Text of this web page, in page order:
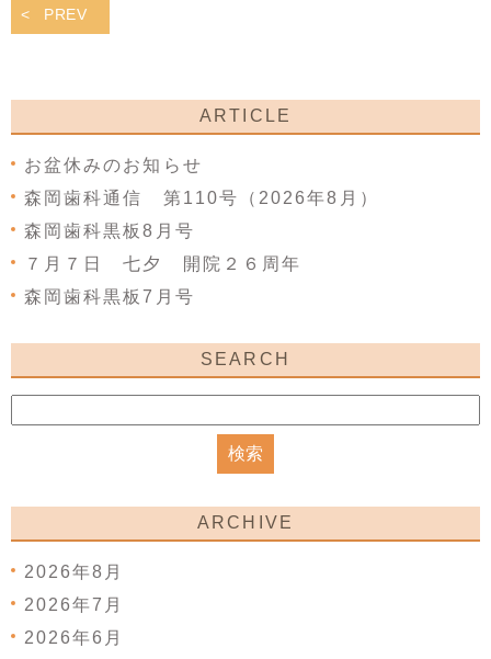
PREV
ARTICLE
お盆休みのお知らせ
森岡歯科通信 第110号（2026年8月）
森岡歯科黒板8月号
７月７日 七夕 開院２６周年
森岡歯科黒板7月号
SEARCH
ARCHIVE
2026年8月
2026年7月
2026年6月